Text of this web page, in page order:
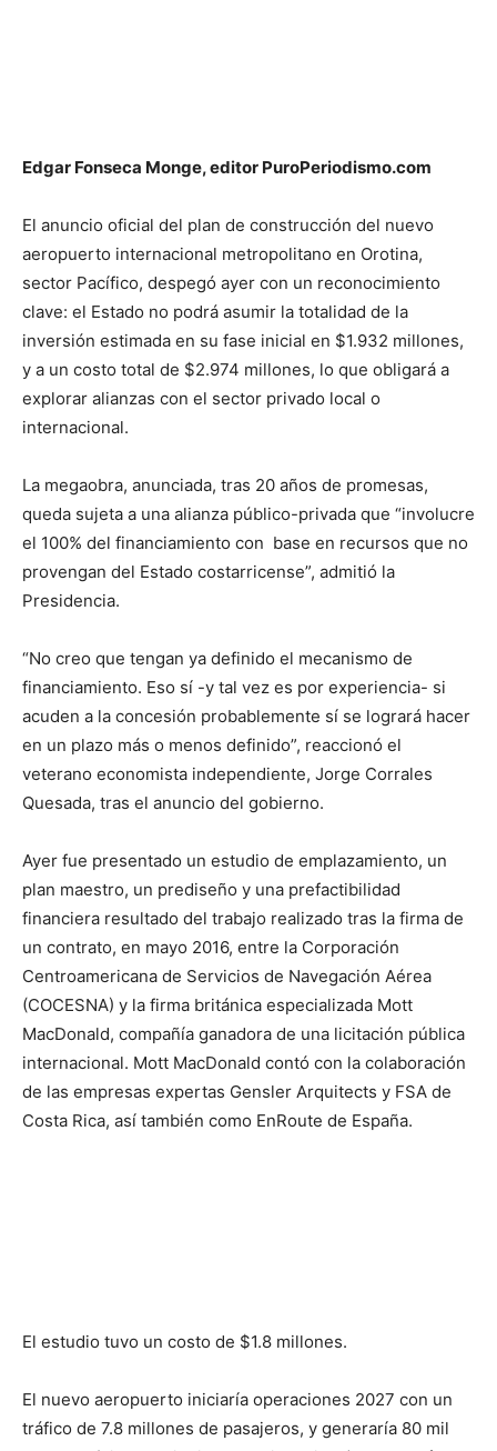
Edgar Fonseca Monge, editor PuroPeriodismo.com
El anuncio oficial del plan de construcción del nuevo
aeropuerto internacional metropolitano en Orotina,
sector Pacífico, despegó ayer con un reconocimiento
clave: el Estado no podrá asumir la totalidad de la
inversión estimada en su fase inicial en $1.932 millones,
y a un costo total de $2.974 millones, lo que obligará a
explorar alianzas con el sector privado local o
internacional.
La megaobra, anunciada, tras 20 años de promesas,
queda sujeta a una alianza público-privada que “involucre
el 100% del financiamiento con base en recursos que no
provengan del Estado costarricense”, admitió la
Presidencia.
“No creo que tengan ya definido el mecanismo de
financiamiento. Eso sí -y tal vez es por experiencia- si
acuden a la concesión probablemente sí se logrará hacer
en un plazo más o menos definido”, reaccionó el
veterano economista independiente, Jorge Corrales
Quesada, tras el anuncio del gobierno.
Ayer fue presentado un estudio de emplazamiento, un
plan maestro, un prediseño y una prefactibilidad
financiera resultado del trabajo realizado tras la firma de
un contrato, en mayo 2016, entre la Corporación
Centroamericana de Servicios de Navegación Aérea
(COCESNA) y la firma británica especializada Mott
MacDonald, compañía ganadora de una licitación pública
internacional. Mott MacDonald contó con la colaboración
de las empresas expertas Gensler Arquitects y FSA de
Costa Rica, así también como EnRoute de España.
El estudio tuvo un costo de $1.8 millones.
El nuevo aeropuerto iniciaría operaciones 2027 con un
tráfico de 7.8 millones de pasajeros, y generaría 80 mil